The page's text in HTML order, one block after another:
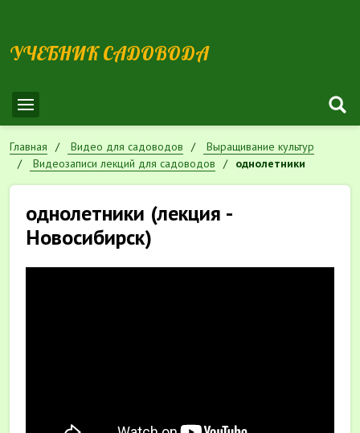
УЧЕБНИК САДОВОДА
Главная Видео для садоводов
Выращивание культур
Видеозаписи лекций для садоводов
однолетники
однолетники (лекция -
Новосибирск)